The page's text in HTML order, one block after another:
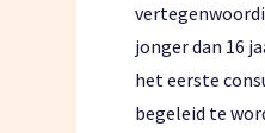
jonger dan 16
het eerste
begeleid te